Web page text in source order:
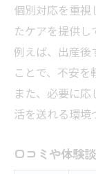
個別対応を重視
たケアを提供し
例えば、出産後
ことで、不安を
また、必要に
活を送れる環境
口コミや体験